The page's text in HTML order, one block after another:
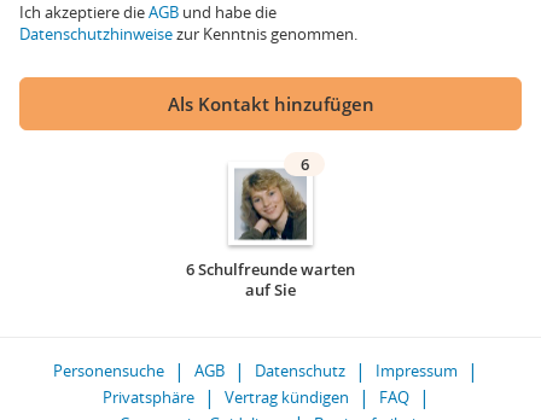
Ich akzeptiere dieAGB und habe die
Datenschutzhinweisezur Kenntnis genommen.
Als Kontakt hinzufügen
6
6 Schulfreunde warten
auf Sie
Personensuche AGB Datenschutz
Impressum
Privatsphäre
Vertrag kündigen
FAQ